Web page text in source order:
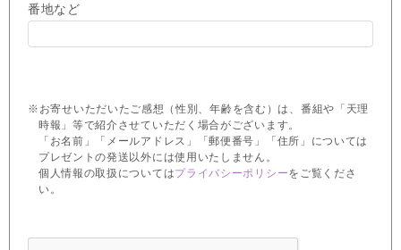
番地など
※お寄せいただいたご感想（性別、年齢を含む）は、番組や「天理
時報」等で紹介させていただく場合がございます。
「お名前」「メールアドレス」「郵便番号」「住所」については
プレゼントの発送以外には使用いたしません。
個人情報の取扱についてはプライバシーポリシーをご覧くださ
い。